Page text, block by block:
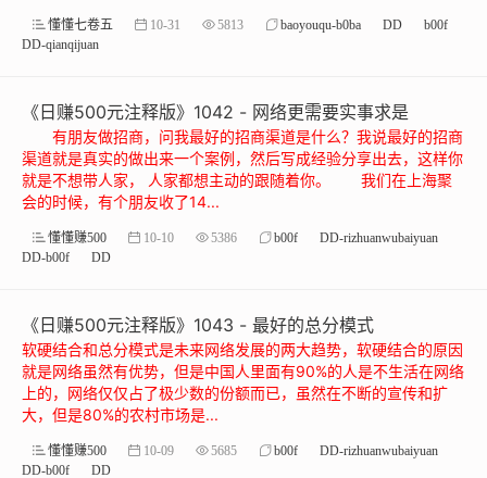
懂懂七卷五 10-31 5813 baoyouqu-b0ba DD
b00f
DD-qianqijuan
《日赚500元注释版》1042 - 网络更需要实事求是
有朋友做招商，问我最好的招商渠道是什么？我说最好的招商
渠道就是真实的做出来一个案例，然后写成经验分享出去，这样你
就是不想带人家， 人家都想主动的跟随着你。 我们在上海聚
会的时候，有个朋友收了14...
懂懂赚500 10-10 5386 b00f
DD-rizhuanwubaiyuan
DD-b00f
DD
《日赚500元注释版》1043 - 最好的总分模式
软硬结合和总分模式是未来网络发展的两大趋势，软硬结合的原因
就是网络虽然有优势，但是中国人里面有90%的人是不生活在网络
上的，网络仅仅占了极少数的份额而已，虽然在不断的宣传和扩
大，但是80%的农村市场是...
懂懂赚500 10-09 5685 b00f
DD-rizhuanwubaiyuan
DD-b00f
DD